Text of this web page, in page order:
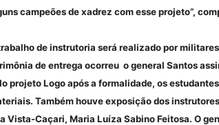
campeões de xadrez com esse projeto”,
de instrutoria será realizado por
de entrega ocorreu o general Santos
projeto Logo após a formalidade, os
Também houve exposição dos
Vista-Caçari, Maria Luíza Sabino Feitosa. O